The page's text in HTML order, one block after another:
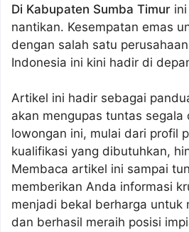
Di Kabupaten Sumba Timur
nantikan. Kesempatan emas
dengan salah satu
Indonesia ini kini hadir di
Artikel ini hadir sebagai
akan mengupas tuntas
lowongan ini, mulai dari profil
kualifikasi yang dibutuhkan,
Membaca artikel ini sampai
memberikan Anda informasi
menjadi bekal berharga untuk
dan berhasil meraih posisi